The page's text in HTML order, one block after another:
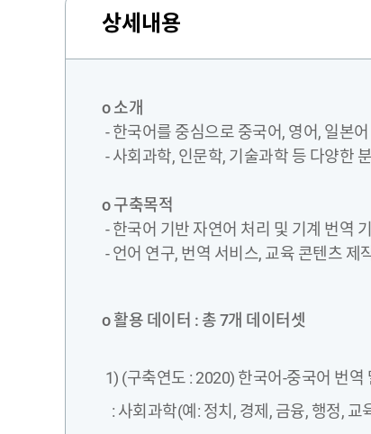
상세내용
o 소개
- 한국어를 중심으로 중국어, 영어, 일본
- 사회과학, 인문학, 기술과학 등 다양한
o 구축목적
- 한국어 기반 자연어 처리 및 기계 번역
- 언어 연구, 번역 서비스, 교육 콘텐츠 제
o 활용 데이터 : 총 7개 데이터셋
1) (구축연도 : 2020) 한국어-중국어 번역
: 사회과학(예: 정치, 경제, 금융, 행정,